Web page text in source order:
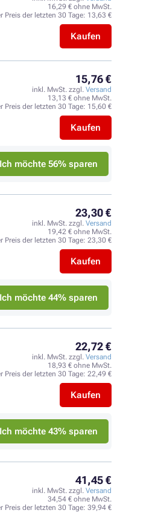
16,29 € ohne MwSt.
Preis der letzten 30 Tage: 13,63 €
Kaufen
15,76 €
inkl. MwSt. zzgl. Versand
13,13 € ohne MwSt.
Preis der letzten 30 Tage: 15,60 €
Kaufen
Ich möchte 56% sparen
23,30 €
inkl. MwSt. zzgl. Versand
19,42 € ohne MwSt.
Preis der letzten 30 Tage: 23,30 €
Kaufen
Ich möchte 44% sparen
22,72 €
inkl. MwSt. zzgl. Versand
18,93 € ohne MwSt.
Preis der letzten 30 Tage: 22,49 €
Kaufen
Ich möchte 43% sparen
41,45 €
inkl. MwSt. zzgl. Versand
34,54 € ohne MwSt.
Preis der letzten 30 Tage: 39,94 €